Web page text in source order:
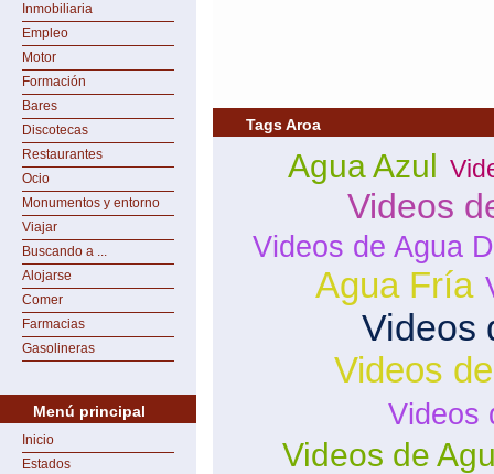
Inmobiliaria
Empleo
Motor
Formación
Bares
Discotecas
Restaurantes
Ocio
Monumentos y entorno
Viajar
Buscando a ...
Alojarse
Comer
Farmacias
Gasolineras
Menú principal
Inicio
Estados
Tags Aroa
Agua Azul
Videos
Videos de Agua
Agua Fría
Videos
Videos
Videos
Videos de